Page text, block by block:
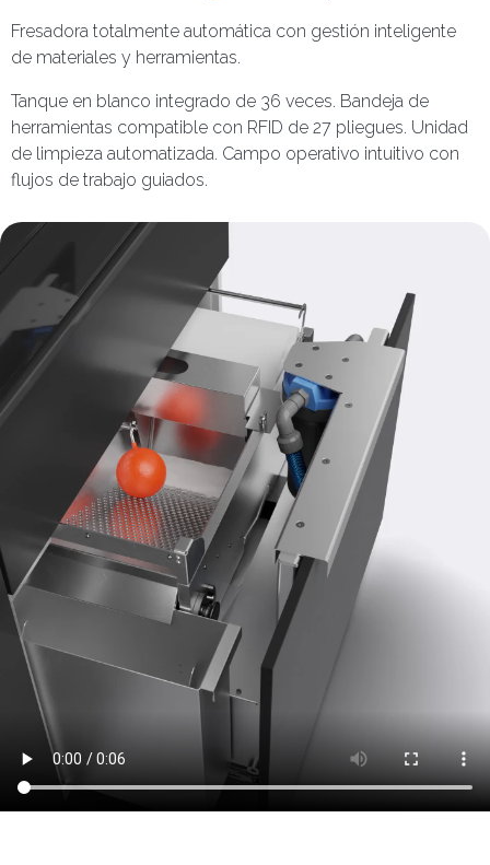
Fresadora totalmente automática con gestión inteligente
de materiales y herramientas.
Tanque en blanco integrado de 36 veces. Bandeja de
herramientas compatible con RFID de 27 pliegues. Unidad
de limpieza automatizada. Campo operativo intuitivo con
flujos de trabajo guiados.